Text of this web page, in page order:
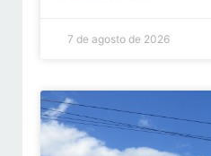
7 de agosto de 2026